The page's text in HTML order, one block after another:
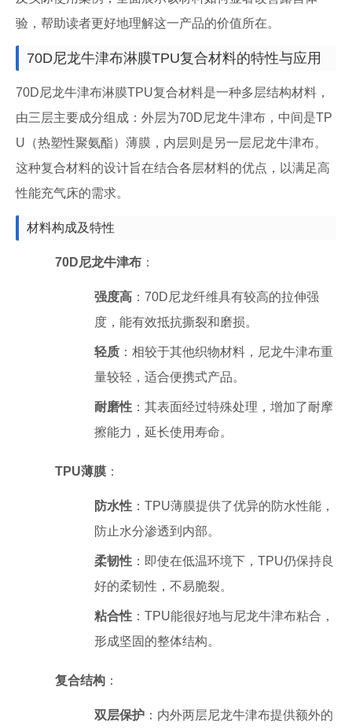
验，帮助读者更好地理解这一产品的价值所在。
70D尼龙牛津布淋膜TPU复合材料的特性与应用
70D尼龙牛津布淋膜TPU复合材料是一种多层结构材料，
由三层主要成分组成：外层为70D尼龙牛津布，中间是TP
U（热塑性聚氨酯）薄膜，内层则是另一层尼龙牛津布。
这种复合材料的设计旨在结合各层材料的优点，以满足高
性能充气床的需求。
材料构成及特性
70D尼龙牛津布 ：
强度高 ：70D尼龙纤维具有较高的拉伸强
度，能有效抵抗撕裂和磨损。
轻质 ：相较于其他织物材料，尼龙牛津布重
量较轻，适合便携式产品。
耐磨性 ：其表面经过特殊处理，增加了耐摩
擦能力，延长使用寿命。
TPU薄膜 ：
防水性 ：TPU薄膜提供了优异的防水性能，
防止水分渗透到内部。
柔韧性 ：即使在低温环境下，TPU仍保持良
好的柔韧性，不易脆裂。
粘合性 ：TPU能很好地与尼龙牛津布粘合，
形成坚固的整体结构。
复合结构 ：
双层保护 ：内外两层尼龙牛津布提供额外的